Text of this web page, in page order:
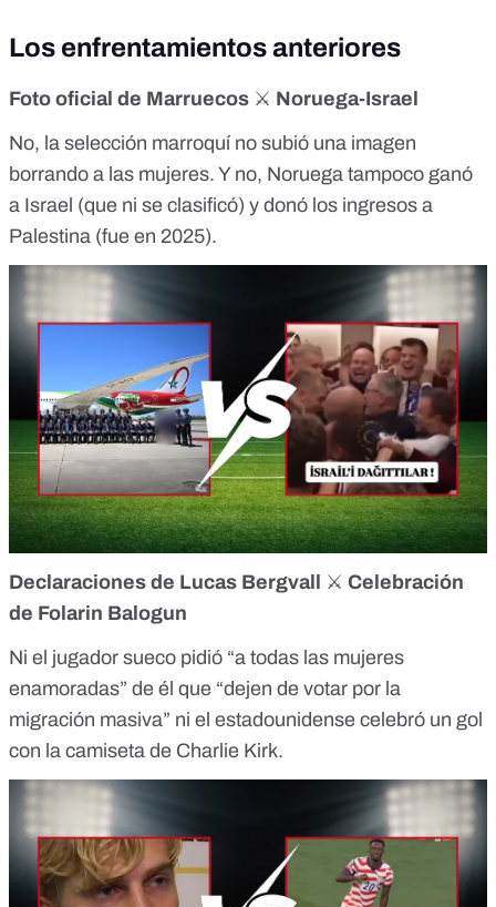
Los enfrentamientos anteriores
Foto oficial de Marruecos ⚔️ Noruega-Israel
No, la selección marroquí no subió una imagen
borrando a las mujeres. Y no, Noruega tampoco ganó
a Israel (que ni se clasificó) y donó los ingresos a
Palestina (fue en 2025).
Declaraciones de Lucas Bergvall ⚔️ Celebración
de Folarin Balogun
Ni el jugador sueco pidió “a todas las mujeres
enamoradas” de él que “dejen de votar por la
migración masiva” ni el estadounidense celebró un gol
con la camiseta de Charlie Kirk.